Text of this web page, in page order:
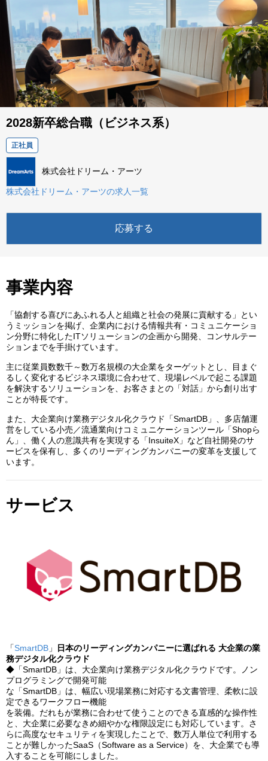
2028新卒総合職（ビジネス系）
正社員
株式会社ドリーム・アーツ
株式会社ドリーム・アーツの求人一覧
応募する
事業内容
「協創する喜びにあふれる人と組織と社会の発展に貢献する」とい
うミッションを掲げ、企業内における情報共有・コミュニケーショ
ン分野に特化したITソリューションの企画から開発、コンサルテー
ションまでを手掛けています。
主に従業員数数千～数万名規模の大企業をターゲットとし、目まぐ
るしく変化するビジネス環境に合わせて、現場レベルで起こる課題
を解決するソリューションを、お客さまとの「対話」から創り出す
ことが特長です。
また、大企業向け業務デジタル化クラウド「SmartDB」、多店舗運
営をしている小売／流通業向けコミュニケーションツール「Shopら
ん」、働く人の意識共有を実現する「InsuiteX」など自社開発のサ
ービスを保有し、多くのリーディングカンパニーの変革を支援して
います。
サービス
「SmartDB 」
日本のリーディングカンパニーに選ばれる 大企業の業
務デジタル化クラウド
◆「SmartDB」は、⼤企業向け業務デジタル化クラウドです。ノン
プログラミングで開発可能
な「SmartDB」は、幅広い現場業務に対応する⽂書管理、柔軟に設
定できるワークフロー機能
を装備。だれもが業務に合わせて使うことのできる直感的な操作性
と、⼤企業に必要なきめ細やかな権限設定にも対応しています。さ
らに高度なセキュリティを実現したことで、数万人単位で利用する
ことが難しかったSaaS（Software as a Service）を、大企業でも導
入することを可能にしました。